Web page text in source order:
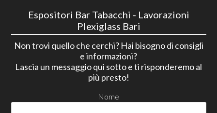
Espositori Bar Tabacchi - Lavorazioni
Plexiglass Bari
Non trovi quello che cerchi? Hai bisogno di consigli
e informazioni?
Lascia un messaggio qui sotto e ti risponderemo al
più presto!
Nome